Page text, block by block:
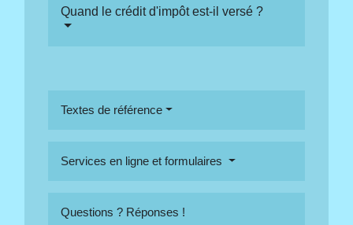
Quand le crédit d'impôt est-il versé ?
Textes de référence
Services en ligne et formulaires
Questions ? Réponses !